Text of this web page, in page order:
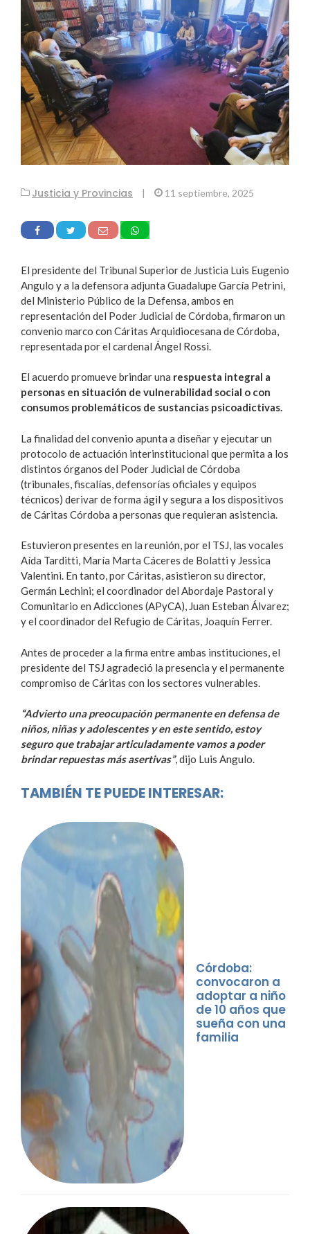
Justicia y Provincias | 11 septiembre, 2025
El presidente del Tribunal Superior de Justicia Luis Eugenio
Angulo y a la defensora adjunta Guadalupe García Petrini,
del Ministerio Público de la Defensa, ambos en
representación del Poder Judicial de Córdoba, firmaron un
convenio marco con Cáritas Arquidiocesana de Córdoba,
representada por el cardenal Ángel Rossi.
El acuerdo promueve brindar una respuesta integral a
personas en situación de vulnerabilidad social o con
consumos problemáticos de sustancias psicoadictivas.
La finalidad del convenio apunta a diseñar y ejecutar un
protocolo de actuación interinstitucional que permita a los
distintos órganos del Poder Judicial de Córdoba
(tribunales, fiscalías, defensorías oficiales y equipos
técnicos) derivar de forma ágil y segura a los dispositivos
de Cáritas Córdoba a personas que requieran asistencia.
Estuvieron presentes en la reunión, por el TSJ, las vocales
Aída Tarditti, María Marta Cáceres de Bolatti y Jessica
Valentini. En tanto, por Cáritas, asistieron su director,
Germán Lechini; el coordinador del Abordaje Pastoral y
Comunitario en Adicciones (APyCA), Juan Esteban Álvarez;
y el coordinador del Refugio de Cáritas, Joaquín Ferrer.
Antes de proceder a la firma entre ambas instituciones, el
presidente del TSJ agradeció la presencia y el permanente
compromiso de Cáritas con los sectores vulnerables.
“Advierto una preocupación permanente en defensa de
niños, niñas y adolescentes y en este sentido, estoy
seguro que trabajar articuladamente vamos a poder
brindar repuestas más asertivas”, dijo Luis Angulo.
TAMBIÉN TE PUEDE INTERESAR:
Córdoba:
convocaron a
adoptar a niño
de 10 años que
sueña con una
familia